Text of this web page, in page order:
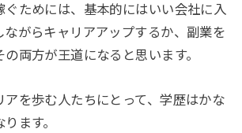
ぐためには、基本的にはいい会社に入
ながらキャリアアップするか、副業を
両方が王道になると思います。
アを歩む人たちにとって、学歴はかな
ます。